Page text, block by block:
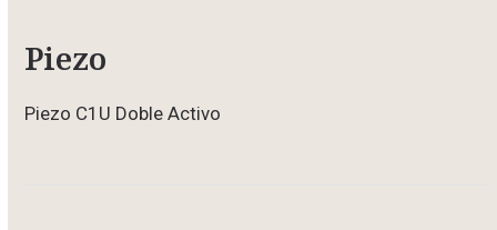
Piezo
Piezo C1U Doble Activo